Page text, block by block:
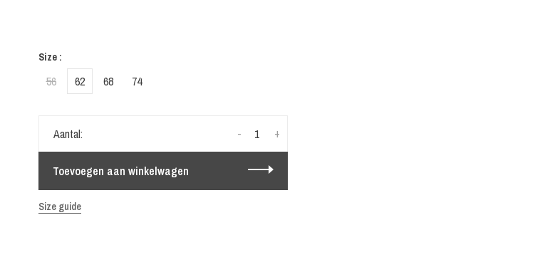
Size :
56 62 68 74
Aantal: +
-
Toevoegen aan winkelwagen
Size guide